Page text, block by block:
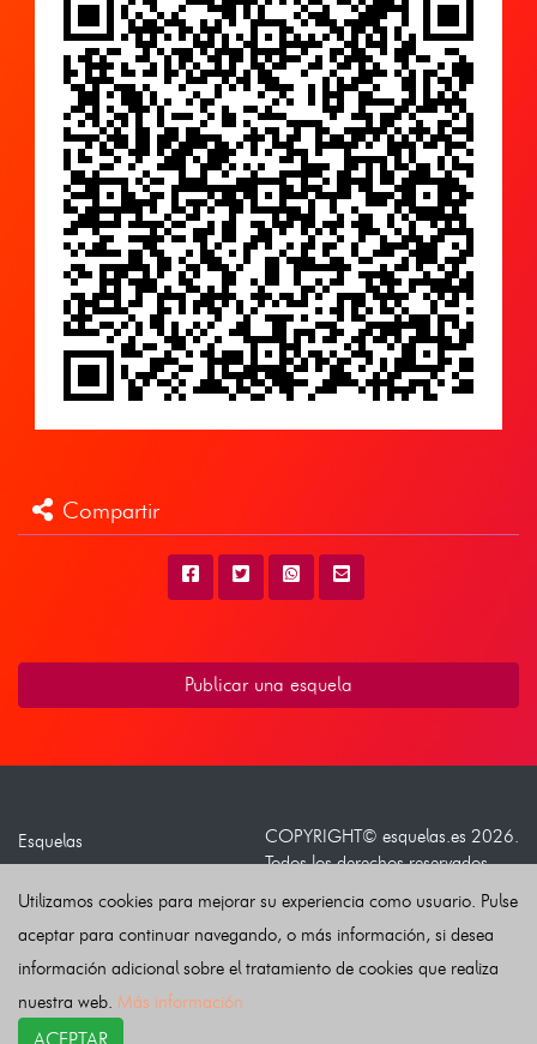
Compartir
Publicar una esquela
Esquelas
Noticias
Buscador
Condiciones de uso
Contacto
COPYRIGHT© esquelas.es 2026.
Todos los derechos reservados.
Política de privacidad
Política de Cookies
Utilizamos cookies para mejorar su experiencia como usuario. Pulse
aceptar para continuar navegando, o más información, si desea
información adicional sobre el tratamiento de cookies que realiza
nuestra web. Más información